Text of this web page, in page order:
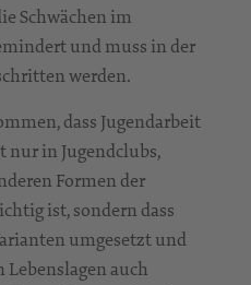
Schwächen im
und muss in der
werden.
dass Jugendarbeit
nur in Jugendclubs,
Formen der
ist, sondern dass
umgesetzt und
auch